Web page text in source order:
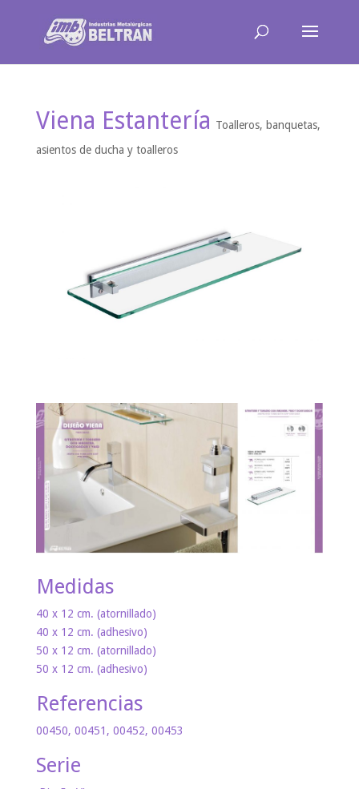
Viena Estantería Toalleros, banquetas,
asientos de ducha y toalleros
Medidas
40 x 12 cm. (atornillado)
40 x 12 cm. (adhesivo)
50 x 12 cm. (atornillado)
50 x 12 cm. (adhesivo)
Referencias
00450, 00451, 00452, 00453
Serie